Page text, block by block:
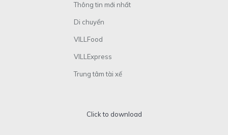
Thông tin mới nhất
Di chuyển
VILLFood
VILLExpress
Trung tâm tài xế
Click to download